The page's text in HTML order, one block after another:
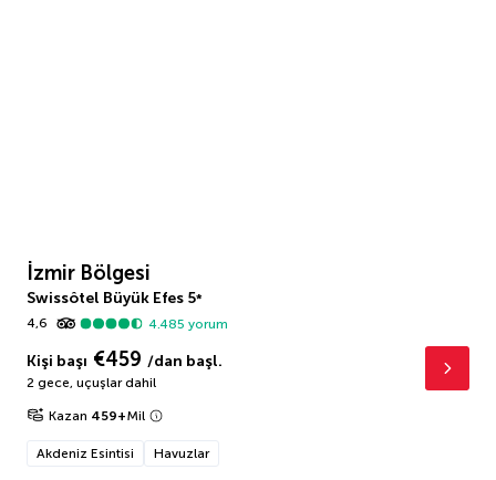
İzmir Bölgesi
Swissôtel Büyük Efes 5*
4,6
4.485 yorum
Kişi başı €459 /dan başl.
2 gece, uçuşlar dahil
Kazan 459+Mil
Akdeniz Esintisi Havuzlar